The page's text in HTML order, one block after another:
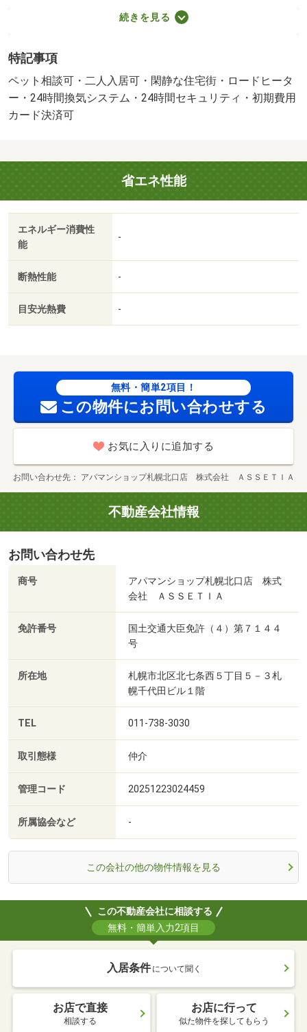
１８８６１・賃貸保証等：加入要（全保連 初回５０～１
２０％ プランにより異なる）・維持費等：リペアサービ
ＦＩ無料、エアコン付き！駐車場屋内２台あり！顔認証イ
ンターホンで安全セキュリティ！★ＬＩＮＥのお友達登録
で今だけキャンペーン開催中★★★・バイク置場：なし・
駐輪場：有/退去清掃費 33000円/ＦＦ分解清掃費 22000円
続きを見る
特記事項
ペット相談可・二人入居可・閑静な住宅街・ロードヒータ
ー・24時間換気システム・24時間セキュリティ・初期費用
カード決済可
省エネ性能
エネルギー消費性
能
-
断熱性能 -
目安光熱費 -
無料・簡単2項目！
この物件にお問い合わせする
お気に入りに追加する
お問い合わせ先 アパマンショップ札幌北口店 株式会社 ＡＳＳＥＴＩＡ
不動産会社情報
お問い合わせ先
商号
アパマンショップ札幌北口店 株式
会社 ＡＳＳＥＴＩＡ
免許番号
国土交通大臣免許（４）第７１４４
号
所在地
札幌市北区北七条西５丁目５－３札
幌千代田ビル１階
TEL 011-738-3030
取引態様 仲介
管理コード 20251223024459
所属協会など -
この会社の他の物件情報を見る
この不動産会社に相談する
無料・簡単入力2項目
入居条件 について聞く
お店で直接
相談する
お店に行って
似た物件を探してもらう